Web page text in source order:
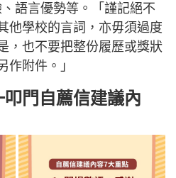
語言優勢等。「謹記絕不
他學校的言詞，亦毋須過度
，也不要把整份履歷或獎狀
作附件。」
門自薦信建議內